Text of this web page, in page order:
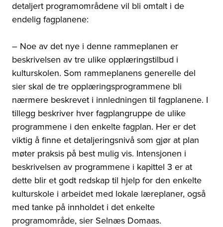
detaljert programområdene vil bli omtalt i de
endelig fagplanene:
– Noe av det nye i denne rammeplanen er
beskrivelsen av tre ulike opplæringstilbud i
kulturskolen. Som rammeplanens generelle del
sier skal de tre opplæringsprogrammene bli
nærmere beskrevet i innledningen til fagplanene. I
tillegg beskriver hver fagplangruppe de ulike
programmene i den enkelte fagplan. Her er det
viktig å finne et detaljeringsnivå som gjør at plan
møter praksis på best mulig vis. Intensjonen i
beskrivelsen av programmene i kapittel 3 er at
dette blir et godt redskap til hjelp for den enkelte
kulturskole i arbeidet med lokale læreplaner, også
med tanke på innholdet i det enkelte
programområde, sier Selnæs Domaas.